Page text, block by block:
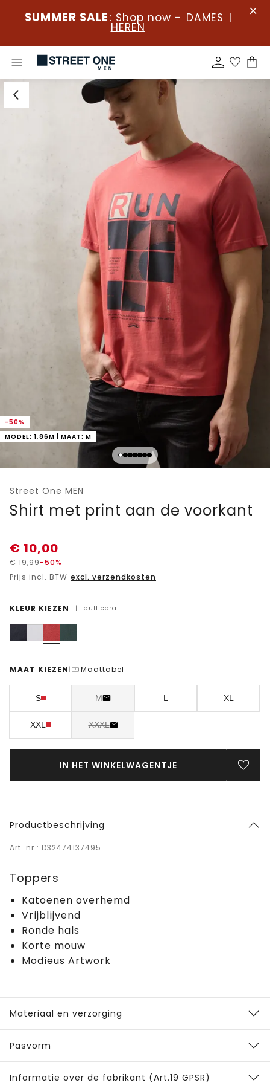
SUMMER SALE : Shop now - DAMES |
HEREN
-50%
MODEL: 1,86M | MAAT: M
Street One MEN
Shirt met print aan de voorkant
€ 10,00
€19,99-50%
Prijs incl. BTW excl. verzendkosten
KLEUR KIEZEN | dull coral
MAAT KIEZEN | Maattabel
S M L XL
XXL XXXL
IN HET WINKELWAGENTJE
Productbeschrijving
Art. nr.: D32474137495
Toppers
Katoenen overhemd
Vrijblijvend
Ronde hals
Korte mouw
Modieus Artwork
Materiaal en verzorging
Pasvorm
Informatie over de fabrikant (Art.19 GPSR)